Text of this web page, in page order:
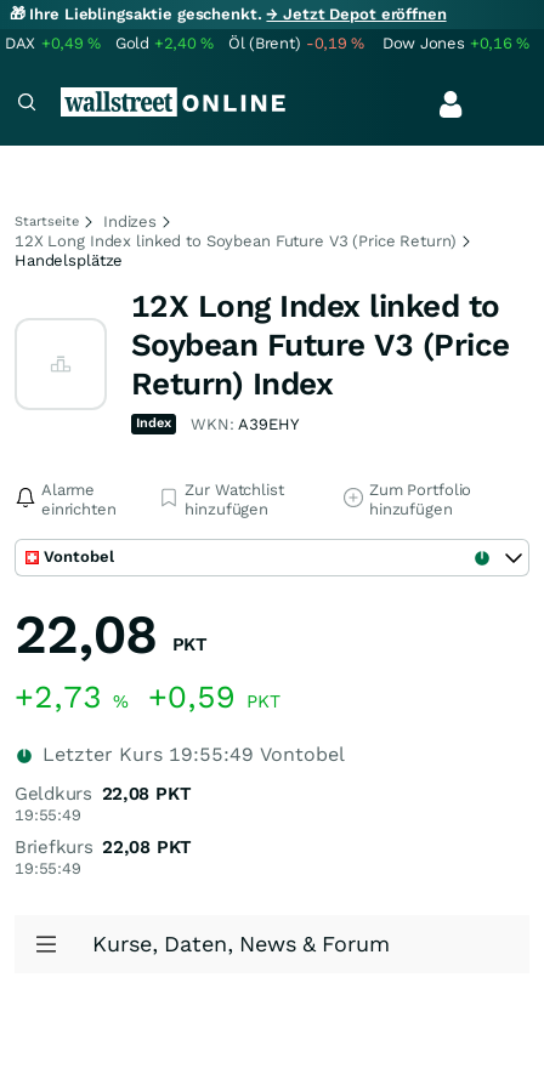
🎁 Ihre Lieblingsaktie geschenkt.→ Jetzt Depot eröffnen
DAX +0,49% Gold +2,40% Öl (Brent) -0,19% Dow Jones +0,16%
Startseite
Indizes
12X Long Index linked to Soybean Future V3 (Price Return)
Handelsplätze
12X Long Index linked to
Soybean Future V3 (Price
Return) Index
Index WKN:A39EHY
Alarme
einrichten
Zur Watchlist
hinzufügen
Zum Portfolio
hinzufügen
Vontobel
22,08 PKT
+2,73 % +0,59 PKT
Letzter Kurs 19:55:49 Vontobel
Geldkurs
19:55:49
22,08 PKT
Briefkurs
19:55:49
22,08 PKT
Kurse, Daten, News & Forum